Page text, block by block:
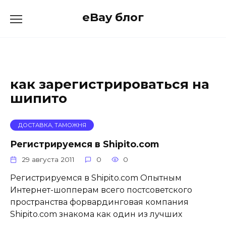
eBay блог
как зарегистрироваться на
шипито
ДОСТАВКА, ТАМОЖНЯ
Регистрируемся в Shipito.com
29 августа 2011 0 0
Регистрируемся в Shipito.com Опытным
Интернет-шопперам всего постсоветского
пространства форвардинговая компания
Shipito.com знакома как один из лучших